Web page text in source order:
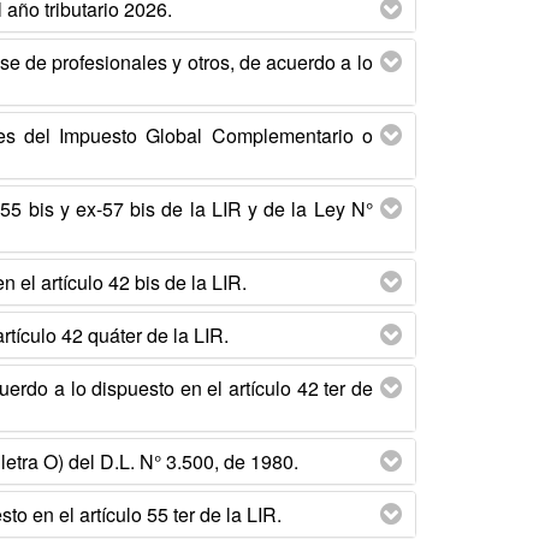
tributario 2026.
de profesionales y otros, de acuerdo a lo
del Impuesto Global Complementario o
bis y ex-57 bis de la LIR y de la Ley N°
el artículo 42 bis de la LIR.
42 quáter de la LIR.
a lo dispuesto en el artículo 42 ter de
O) del D.L. N° 3.500, de 1980.
en el artículo 55 ter de la LIR.